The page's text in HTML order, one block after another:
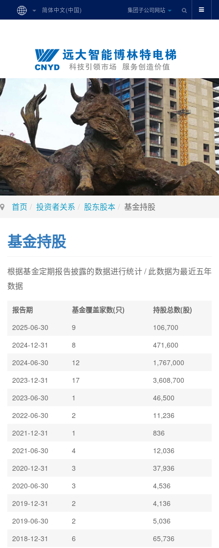
简体中文(中国) 集团子公司网站
首页 投资者关系 股东股本 基金持股
基金持股
根据基金定期报告披露的数据进行统计 / 此数据为最近五年
数据
报告期 基金覆盖家数(只)
持股总数(股)
2025-06-30
9
106,700
2024-12-31
8
471,600
2024-06-30
12
1,767,000
2023-12-31
17
3,608,700
2023-06-30
1
46,500
2022-06-30
2
11,236
2021-12-31
1
836
2021-06-30
4
12,036
2020-12-31
3
37,936
2020-06-30
3
4,536
2019-12-31
2
4,136
2019-06-30
2
5,036
2018-12-31
6
65,736